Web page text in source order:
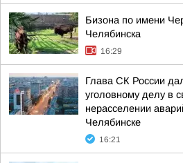
Бизона по имени
Челябинска
16:29
Глава СК России
уголовному делу в
нерасселении
Челябинске
16:21